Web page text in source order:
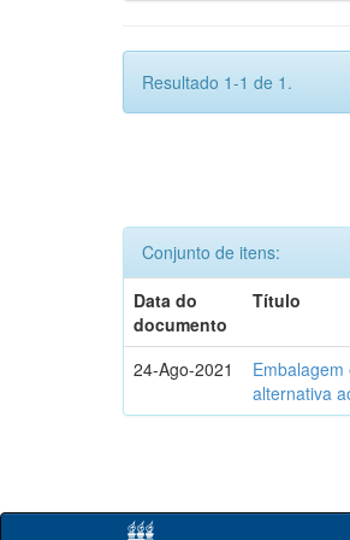
Resultado 1-1 de 1.
Conjunto de itens:
Data do
documento
Título
24-Ago-2021
alternativa